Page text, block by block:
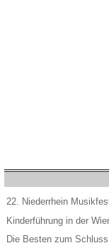
22. Niederrhein
Kinderführung in der
Die Besten zum Schluss